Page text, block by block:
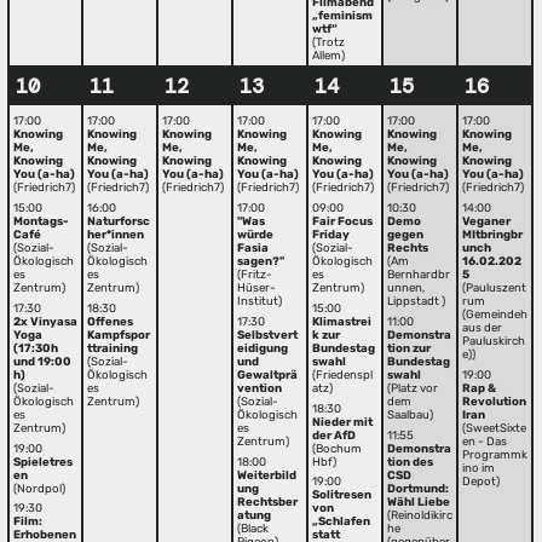
„feminism
wtf“
(Trotz
Allem)
10
17:00
Knowing
Me,
Knowing
You (a-ha)
(Friedrich7)
15:00
Montags-
Café
(Sozial-
Ökologisch
es
Zentrum)
17:30
2x Vinyasa
Yoga
(17:30h
und 19:00
h)
(Sozial-
Ökologisch
es
Zentrum)
19:00
Spieletres
en
(Nordpol)
19:30
Film:
Erhobenen
11
17:00
Knowing
Me,
Knowing
You (a-ha)
(Friedrich7)
16:00
Naturforsc
her*innen
(Sozial-
Ökologisch
es
Zentrum)
18:30
Offenes
Kampfspor
ttraining
(Sozial-
Ökologisch
es
Zentrum)
12
17:00
Knowing
Me,
Knowing
You (a-ha)
(Friedrich7)
13
17:00
Knowing
Me,
Knowing
You (a-ha)
(Friedrich7)
17:00
"Was
würde
Fasia
sagen?"
(Fritz-
Hüser-
Institut)
17:30
Selbstvert
eidigung
und
Gewaltprä
vention
(Sozial-
Ökologisch
es
Zentrum)
18:00
Weiterbild
ung
Rechtsber
atung
(Black
14
17:00
Knowing
Me,
Knowing
You (a-ha)
(Friedrich7)
09:00
Fair Focus
Friday
(Sozial-
Ökologisch
es
Zentrum)
15:00
Klimastrei
k zur
Bundestag
swahl
(Friedenspl
atz)
18:30
Nieder mit
der AfD
(Bochum
Hbf)
19:00
Solitresen
von
„Schlafen
statt
15
17:00
Knowing
Me,
Knowing
You (a-ha)
(Friedrich7)
10:30
Demo
gegen
Rechts
(Am
Bernhardbr
unnen,
Lippstadt )
11:00
Demonstra
tion zur
Bundestag
swahl
(Platz vor
dem
Saalbau)
11:55
Demonstra
tion des
CSD
Dortmund:
Wähl Liebe
(Reinoldikirc
he
16
17:00
Knowing
Me,
Knowing
You (a-ha)
(Friedrich7)
14:00
Veganer
MItbringbr
unch
16.02.202
5
(Pauluszent
rum
(Gemeindeh
aus der
Pauluskirch
e))
19:00
Rap &
Revolution
Iran
(SweetSixte
en - Das
Programmk
ino im
Depot)